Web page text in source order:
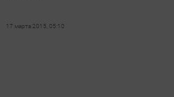
17 марта 2015, 05:10